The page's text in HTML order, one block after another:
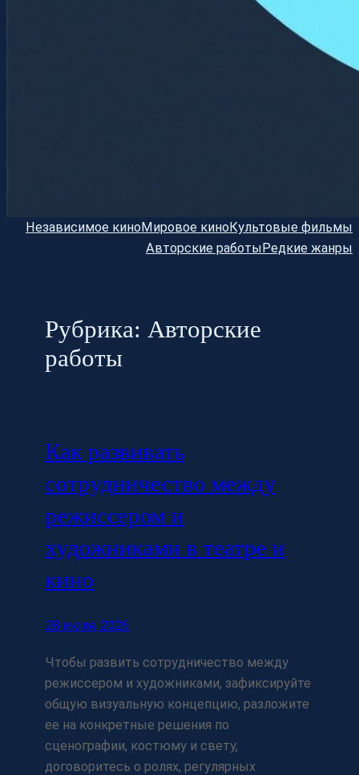
Независимое киноМировое киноКультовые фильмы
Авторские работыРедкие жанры
Рубрика: Авторские
работы
Как развивать
сотрудничество между
режиссером и
художниками в театре и
кино
28 июля, 2026
Чтобы развить сотрудничество между
режиссером и художниками, зафиксируйте
общую визуальную концепцию, разложите
ее на конкретные решения по
сценографии, костюму и свету,
договоритесь о ролях, регулярных